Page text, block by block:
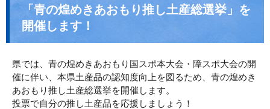
「青の煌めきあおもり推し土産総選挙」を
開催します！
県では、青の煌めきあおもり国スポ本大会・障スポ大会の開
催に伴い、本県土産品の認知度向上を図るため、青の煌めき
あおもり推し土産総選挙を開催します。
投票で自分の推し土産品を応援しましょう！